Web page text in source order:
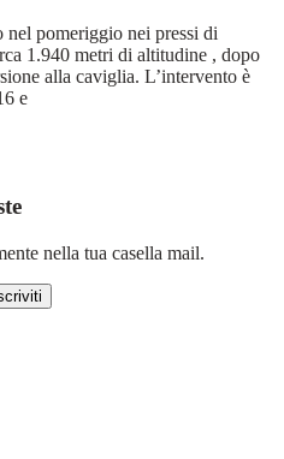
nel pomeriggio nei pressi di
1.940 metri di altitudine , dopo
alla caviglia. L’intervento è
e
nella tua casella mail.